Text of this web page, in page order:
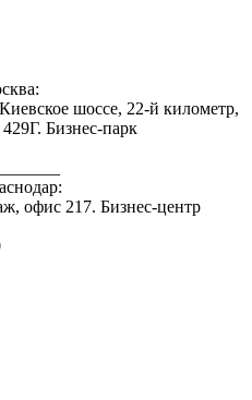
шоссе, 22-й километр,
Бизнес-парк
офис 217. Бизнес-центр